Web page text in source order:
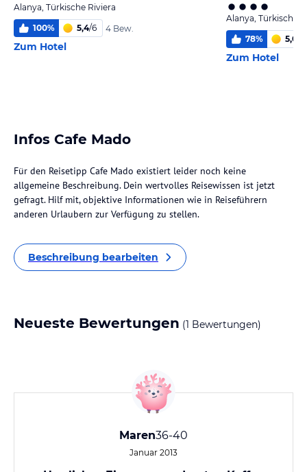
Alanya, Türkische Riviera
100% 5,4/6 4 Bew.
Zum Hotel
Alanya, Türkische
78% 5,0
Zum Hotel
Infos Cafe Mado
Für den Reisetipp Cafe Mado existiert leider noch keine
allgemeine Beschreibung. Dein wertvolles Reisewissen ist jetzt
gefragt. Hilf mit, objektive Informationen wie in Reiseführern
anderen Urlaubern zur Verfügung zu stellen.
Beschreibung bearbeiten
Neueste Bewertungen (1 Bewertungen)
Maren36-40
Januar 2013